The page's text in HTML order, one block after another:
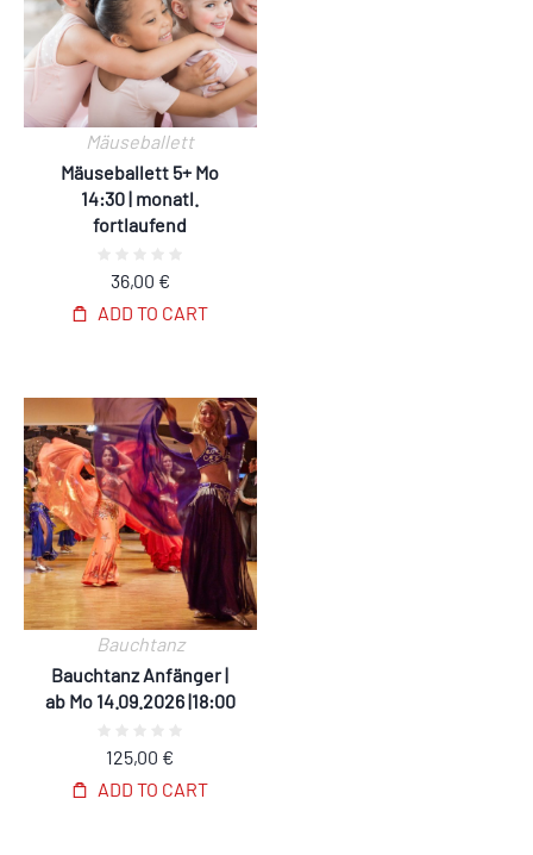
Mäuseballett
Mäuseballett 5+ Mo
14:30 | monatl.
fortlaufend
ADD TO CART
36,00 €
Bauchtanz
Bauchtanz Anfänger |
ab Mo 14.09.2026 |18:00
ADD TO CART
125,00 €